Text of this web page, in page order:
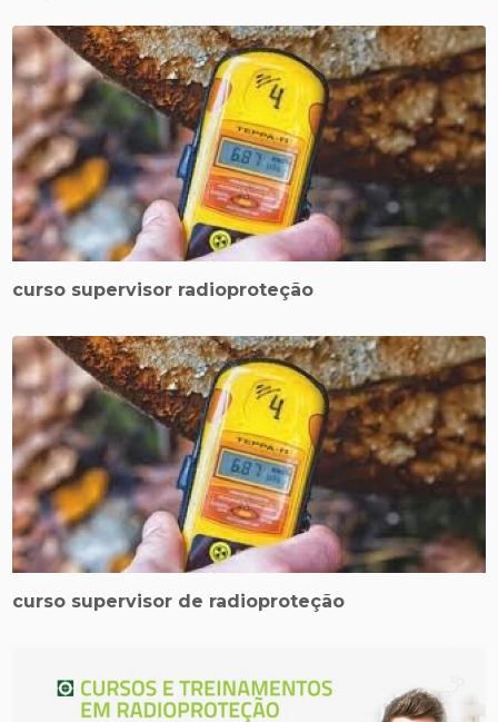
curso supervisor radioproteção
curso supervisor de radioproteção